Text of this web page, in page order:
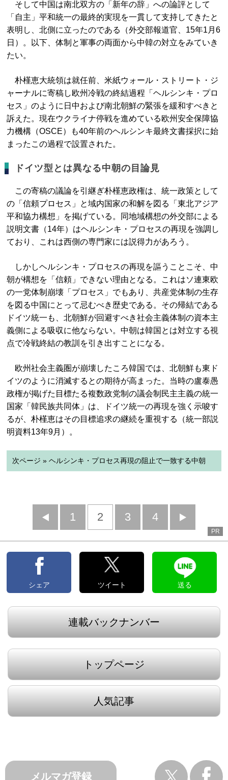
そして中国は南北双方の「新年の辞」への論評として
「自主」平和統一の最終的実現を一貫して支持してきたと
表明し、北側に立ったのである（外交部報道官、15年1月6
日）。以下、体制と軍事の両面から中韓の対立をみていき
たい。
朴槿恵大統領は就任前、米紙ウォール・ストリート・ジ
ャーナルに寄稿し欧州冷戦の終結過程「ヘルシンキ・プロ
セス」のように日中および南北朝鮮の緊張を緩和すべきと
訴えた。現在ウクライナ停戦を進めている欧州安全保障協
力機構（OSCE）も40年前のヘルシンキ最終文書採択に始
まったこの過程で設置された。
ドイツ型とは異なる中朝の目論見
この寄稿の議論を引継ぎ朴槿恵政権は、統一政策として
の「信頼プロセス」と域内国家の和解を図る「東北アジア
平和協力構想」を掲げている。同地域構想の外交部による
説明文書（14年）はヘルシンキ・プロセスの再現を強調し
ており、これは西側の専門家には説得力があろう。
しかしヘルシンキ・プロセスの再現を謳うことこそ、中
朝が構想を「信頼」できない理由となる。これはソ連東欧
の一党体制崩壊「プロセス」でもあり、共産党体制の生存
を図る中国にとって忌むべき歴史である。その帰結である
ドイツ統一も、北朝鮮が回避すべき社会主義体制の資本主
義側による吸収に他ならない。中朝は韓国とは対立する視
点で冷戦終結の教訓を引き出すことになる。
欧州社会主義圏が崩壊したころ韓国では、北朝鮮も東ド
イツのように消滅するとの期待が高まった。当時の盧泰愚
政権が掲げた目標たる複数政党制の議会制民主主義の統一
国家「韓民族共同体」は、ドイツ統一の再現を強く示唆す
るが、朴槿恵はその目標追求の継続を重視する（統一部説
明資料13年9月）。
次ページ » ヘルシンキ・プロセス再現の阻止で一致する中朝
前
へ
1 2 3 4
へ
PR
シェア ツイート 送る
連載バックナンバー
トップページ
人気記事
メルマガ登録